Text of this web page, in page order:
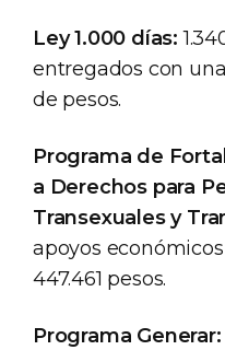
Ley 1.000 días:
entregados con una
de pesos.
Programa de
a Derechos para
Transexuales y
apoyos
447.461 pesos.
Programa Generar: